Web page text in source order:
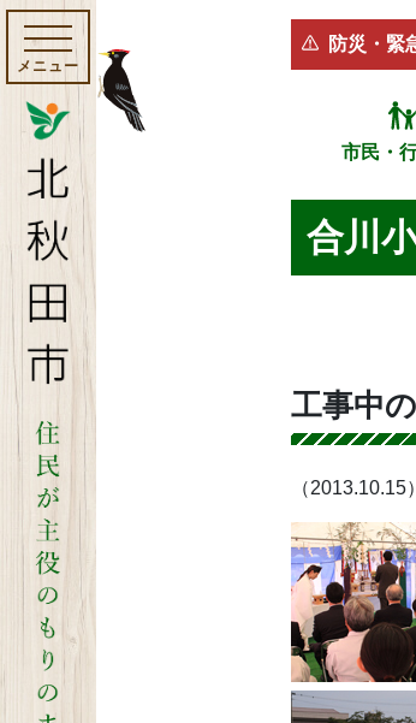
メニュー
防災・緊
市民・
合川
工事中
（2013.10.15）